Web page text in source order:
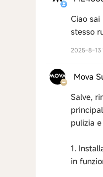
Ciao
stesso
2025-8-13
Mova
Salve,
pulizia
1.
in